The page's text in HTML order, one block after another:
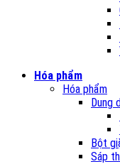
Hóa phẩm
Hóa phẩm
Dung
Bột
Sáp